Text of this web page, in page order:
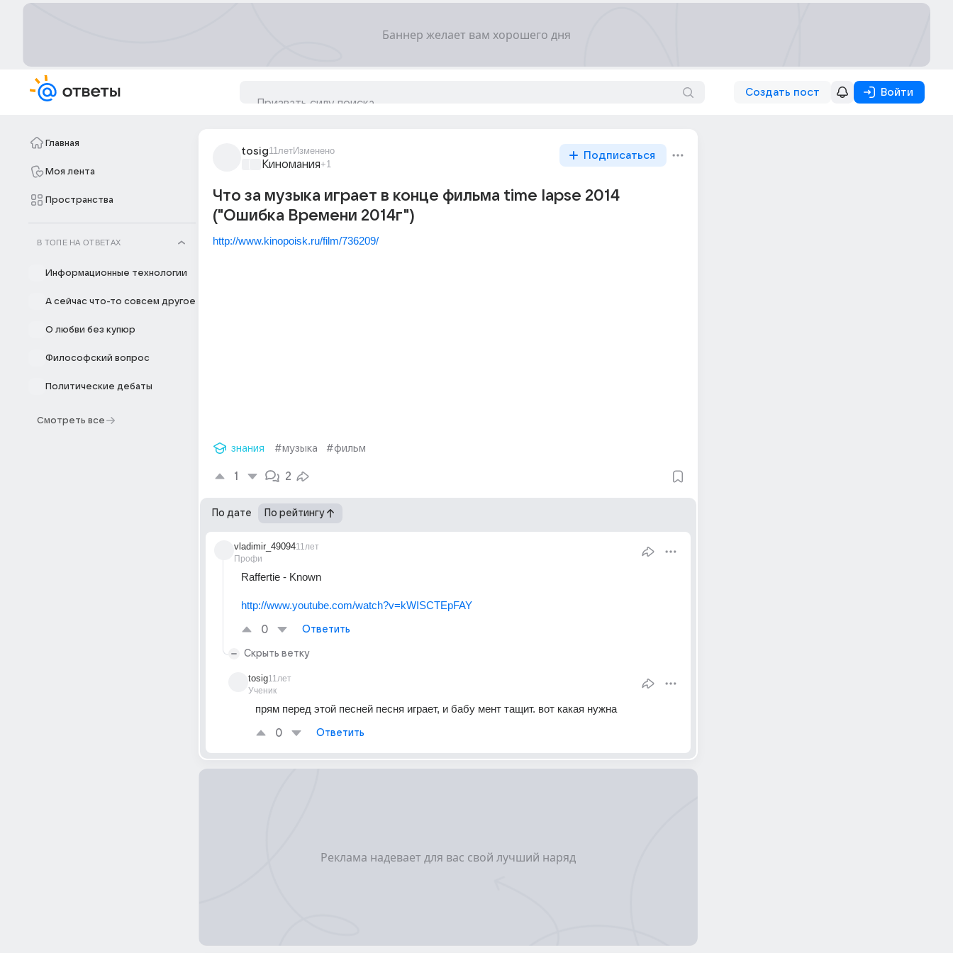
Создать пост Войти
Главная
Моя лента
Пространства
В ТОПЕ НА ОТВЕТАХ
Информационные технологии
А сейчас что-то совсем другое
О любви без купюр
Философский вопрос
Политические дебаты
Смотреть все
tosig11летИзменено
Киномания+1
Подписаться
Что за музыка играет в конце фильма time lapse 2014
("Ошибка Времени 2014г")
http://www.kinopoisk.ru/film/736209/
знания #музыка #фильм
1 2
По дате По рейтингу
vladimir_49094
Профи
11лет
Raffertie - Known
http://www.youtube.com/watch?v=kWISCTEpFAY
0 Ответить
Скрыть ветку
tosig
Ученик
11лет
прям перед этой песней песня играет, и бабу мент тащит. вот какая нужна
0 Ответить